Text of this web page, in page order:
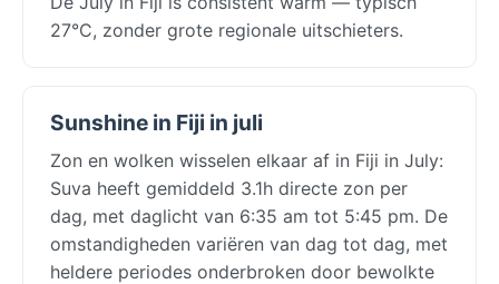
27°C, zonder grote regionale uitschieters.
Sunshine in Fiji in juli
Zon en wolken wisselen elkaar af in Fiji in July:
Suva heeft gemiddeld 3.1h directe zon per
dag, met daglicht van 6:35 am tot 5:45 pm. De
omstandigheden variëren van dag tot dag, met
heldere periodes onderbroken door bewolkte